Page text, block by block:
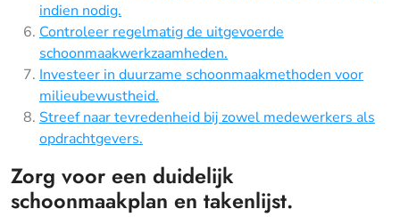
indien nodig.
Controleer regelmatig de uitgevoerde
schoonmaakwerkzaamheden.
Investeer in duurzame schoonmaakmethoden voor
milieubewustheid.
Streef naar tevredenheid bij zowel medewerkers als
opdrachtgevers.
Zorg voor een duidelijk
schoonmaakplan en takenlijst.